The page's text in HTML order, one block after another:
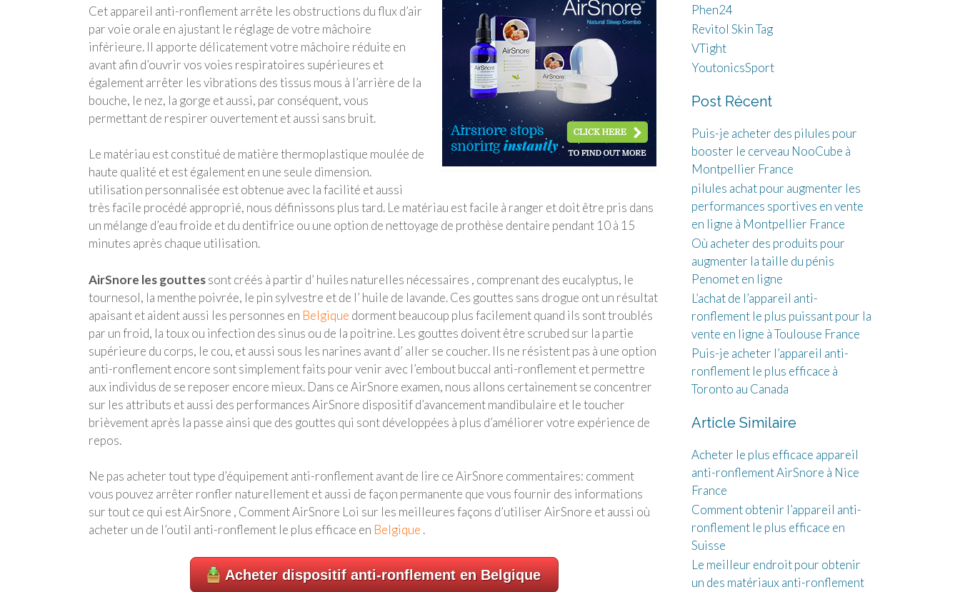
Cet appareil anti-ronflement arrête les obstructions du flux d’air
par voie orale en ajustant le réglage de votre mâchoire
inférieure. Il apporte délicatement votre mâchoire réduite en
avant afin d’ouvrir vos voies respiratoires supérieures et
également arrêter les vibrations des tissus mous à l’arrière de la
bouche, le nez, la gorge et aussi, par conséquent, vous
permettant de respirer ouvertement et aussi sans bruit.
Le matériau est constitué de matière thermoplastique moulée de
haute qualité et est également en une seule dimension.
utilisation personnalisée est obtenue avec la facilité et aussi
très facile procédé approprié, nous définissons plus tard. Le matériau est facile à ranger et doit être pris dans
un mélange d’eau froide et du dentifrice ou une option de nettoyage de prothèse dentaire pendant 10 à 15
minutes après chaque utilisation.
AirSnore les gouttessont créés à partir d’ huiles naturelles nécessaires , comprenant des eucalyptus, le
tournesol, la menthe poivrée, le pin sylvestre et de l’ huile de lavande. Ces gouttes sans drogue ont un résultat
apaisant et aident aussi les personnes en Belgique dorment beaucoup plus facilement quand ils sont troublés
par un froid, la toux ou infection des sinus ou de la poitrine. Les gouttes doivent être scrubed sur la partie
supérieure du corps, le cou, et aussi sous les narines avant d’ aller se coucher. Ils ne résistent pas à une option
anti-ronflement encore sont simplement faits pour venir avec l’embout buccal anti-ronflement et permettre
aux individus de se reposer encore mieux. Dans ce AirSnore examen, nous allons certainement se concentrer
sur les attributs et aussi des performances AirSnore dispositif d’avancement mandibulaire et le toucher
brièvement après la passe ainsi que des gouttes qui sont développées à plus d’améliorer votre expérience de
repos.
Ne pas acheter tout type d’équipement anti-ronflement avant de lire ce AirSnore commentaires: comment
vous pouvez arrêter ronfler naturellement et aussi de façon permanente que vous fournir des informations
sur tout ce qui est AirSnore , Comment AirSnore Loi sur les meilleures façons d’utiliser AirSnore et aussi où
acheter un de l’outil anti-ronflement le plus efficace en Belgique .
Acheter dispositif anti-ronflement en Belgique
Phen24
Revitol Skin Tag
VTight
YoutonicsSport
Post Récent
Puis-je acheter des pilules pour
booster le cerveau NooCube à
Montpellier France
pilules achat pour augmenter les
performances sportives en vente
en ligne à Montpellier France
Où acheter des produits pour
augmenter la taille du pénis
Penomet en ligne
L’achat de l’appareil anti-
ronflement le plus puissant pour la
vente en ligne à Toulouse France
Puis-je acheter l’appareil anti-
ronflement le plus efficace à
Toronto au Canada
Article Similaire
Acheter le plus efficace appareil
anti-ronflement AirSnore à Nice
France
Comment obtenir l’appareil anti-
ronflement le plus efficace en
Suisse
Le meilleur endroit pour obtenir
un des matériaux anti-ronflement